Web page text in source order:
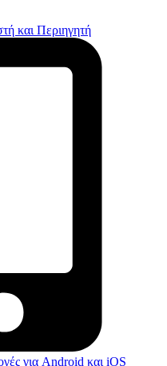
και Περιηγητή
για Android και iOS